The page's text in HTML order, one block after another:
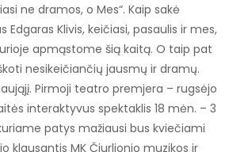
ne dramos, o Mes“. Kaip sakė
Klivis, keičiasi, pasaulis ir mes,
apmąstome šią kaitą. O taip pat
nesikeičiančių jausmų ir dramų.
Pirmoji teatro premjera – rugsėjo
interaktyvus spektaklis 18 mėn. – 3
patys mažiausi bus kviečiami
klausantis MK Čiurlionio muzikos ir